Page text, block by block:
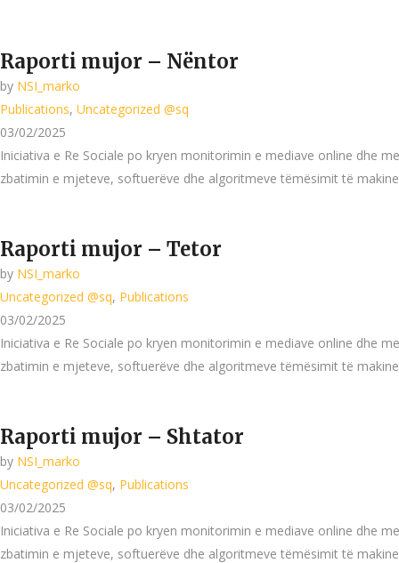
Raporti mujor – Nëntor
by NSI_marko
Publications, Uncategorized @sq
03/02/2025
Iniciativa e Re Sociale po kryen monitorimin e mediave online dhe
zbatimin e mjeteve, softuerëve dhe algoritmeve tëmësimit të
Raporti mujor – Tetor
by NSI_marko
Uncategorized @sq, Publications
03/02/2025
Iniciativa e Re Sociale po kryen monitorimin e mediave online dhe
zbatimin e mjeteve, softuerëve dhe algoritmeve tëmësimit të
Raporti mujor – Shtator
by NSI_marko
Uncategorized @sq, Publications
03/02/2025
Iniciativa e Re Sociale po kryen monitorimin e mediave online dhe
zbatimin e mjeteve, softuerëve dhe algoritmeve tëmësimit të